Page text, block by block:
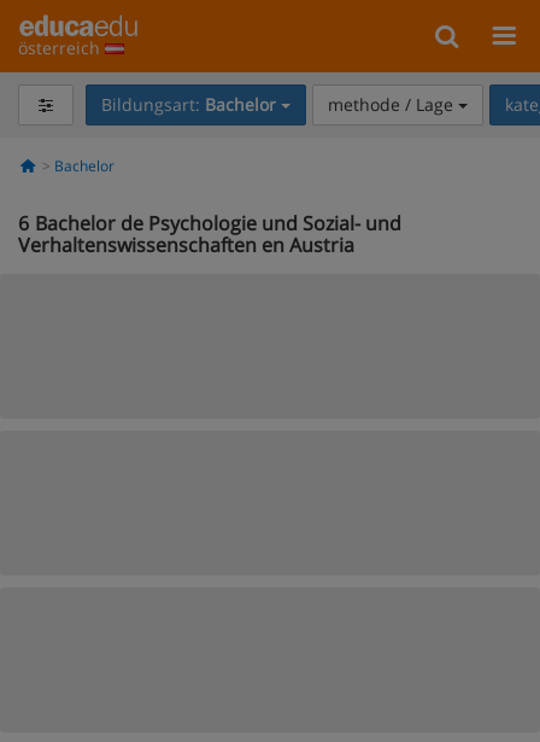
österreich
Bildungsart: Bachelor methode / Lage
Bachelor
6 Bachelor de Psychologie und Sozial- und
Verhaltenswissenschaften en Austria